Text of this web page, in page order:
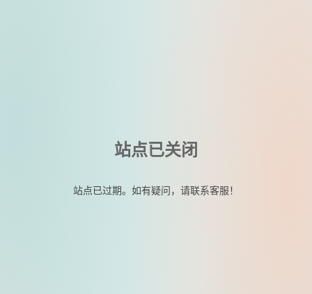
站点已关闭
站点已过期。如有疑问，请联系客服！